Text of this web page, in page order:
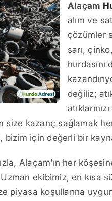
Alaçam
alım ve
çözümler
sarı,
değiliz;
size kazanç sağlamak
bizim için değerli bir
Alaçam’ın her
ekibimiz, en kısa
piyasa koşullarına